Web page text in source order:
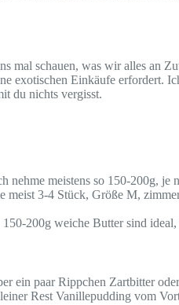
mal schauen, was wir alles an
exotischen Einkäufe erfordert.
du nichts vergisst.
nehme meistens so 150-200g, je
meist 3-4 Stück, Größe M,
150-200g weiche Butter sind
ein paar Rippchen Zartbitter
Rest Vanillepudding vom